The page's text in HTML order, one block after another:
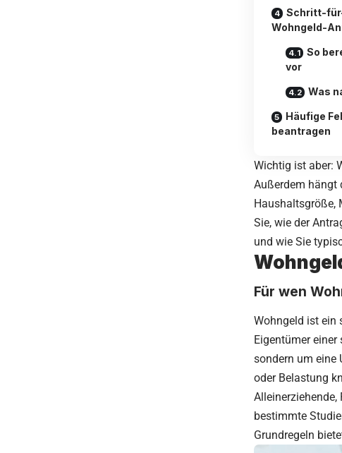
Schritt-
Wohngeld-
So
vor
Was
Häufige
beantragen
Wichtig ist aber:
Außerdem hängt
Haushaltsgröße,
Sie, wie der
und wie Sie
Für wen
Wohngeld ist ein
Eigentümer
sondern um eine
oder Belastung
bestimmte
Grundregeln